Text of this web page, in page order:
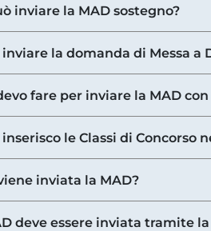
inviare la MAD sostegno?
inviare la domanda di Messa a
fare per inviare la MAD
le Classi di Concorso
inviata la MAD?
deve essere inviata tramite la